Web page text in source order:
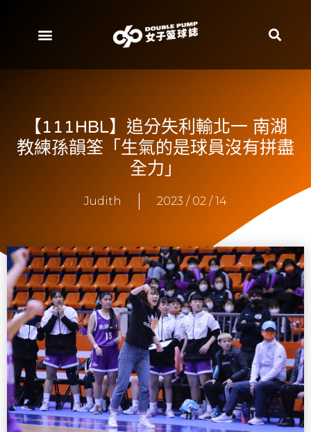
【111HBL】追分失利輸北一 南湖
教練孫韻筌「生氣的是球員沒有拼盡
全力」
Judith 2023 / 02 / 14